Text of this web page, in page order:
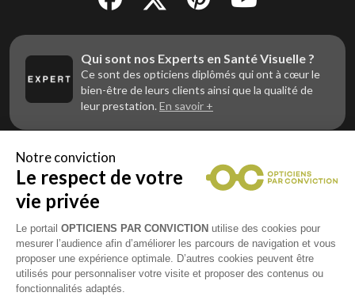
Qui sont nos Experts en Santé Visuelle ?
Ce sont des opticiens diplômés qui ont à cœur le
bien-être de leurs clients ainsi que la qualité de
leur prestation. En savoir +
Vous êtes un professionnel de la vue et
vous souhaitez nous rejoindre ?
Contactez Alliance Optic, la centrale d’achats et
d’accompagnement des opticiens indépendants
Notre conviction
Le respect de votre
vie privée
Le portail OPTICIENS PAR CONVICTION utilise des cookies pour
mesurer l’audience afin d’améliorer les parcours de navigation et vous
proposer une expérience optimale. D’autres cookies peuvent être
utilisés pour personnaliser votre visite et proposer des contenus ou
fonctionnalités adaptés.